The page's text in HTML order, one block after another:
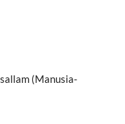
(Manusia-